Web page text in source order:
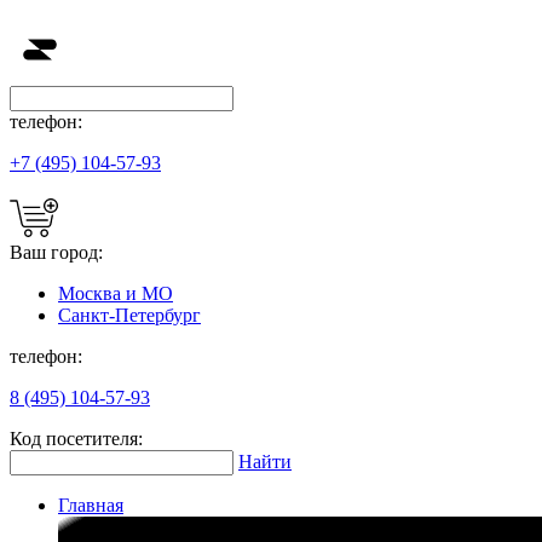
телефон:
+7 (495) 104-57-93
Ваш город:
Москва и МО
Санкт-Петербург
телефон:
8 (495) 104-57-93
Код посетителя:
Найти
Главная